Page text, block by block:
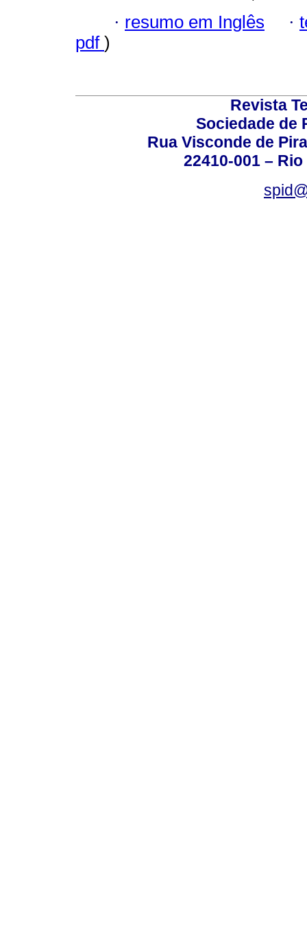
· resumo em Inglês ·
pdf )
Revista
Sociedade de
Rua Visconde de
22410-001 –